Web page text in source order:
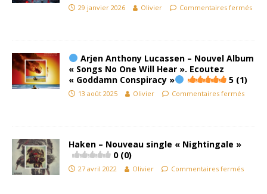
29 janvier 2026 Olivier Commentaires fermés
Arjen Anthony Lucassen – Nouvel Album
« Songs No One Will Hear ». Ecoutez
« Goddamn Conspiracy »
5 (1)
13 août 2025 Olivier Commentaires fermés
Haken – Nouveau single « Nightingale »
0 (0)
27 avril 2022 Olivier Commentaires fermés